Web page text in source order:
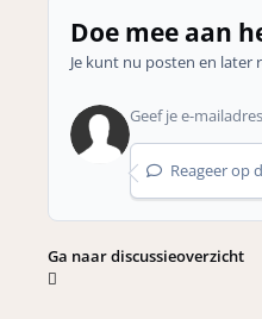
Doe mee aan
Je kunt nu posten en later
Reageer op
Ga naar discussieoverzicht